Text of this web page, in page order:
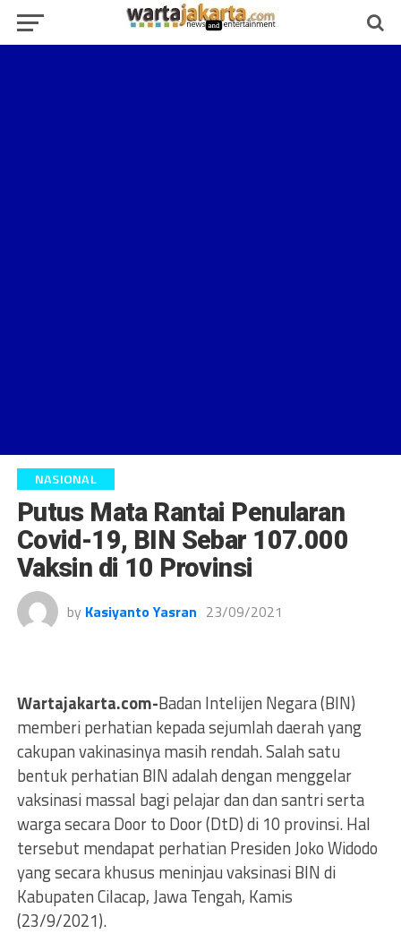
NASIONAL
Putus Mata Rantai Penularan
Covid-19, BIN Sebar 107.000
Vaksin di 10 Provinsi
by Kasiyanto Yasran 23/09/2021
Wartajakarta.com-Badan Intelijen Negara (BIN)
memberi perhatian kepada sejumlah daerah yang
cakupan vakinasinya masih rendah. Salah satu
bentuk perhatian BIN adalah dengan menggelar
vaksinasi massal bagi pelajar dan dan santri serta
warga secara Door to Door (DtD) di 10 provinsi. Hal
tersebut mendapat perhatian Presiden Joko Widodo
yang secara khusus meninjau vaksinasi BIN di
Kabupaten Cilacap, Jawa Tengah, Kamis
(23/9/2021).